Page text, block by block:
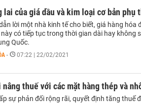
lai của giá dầu và kim loại cơ bản phụ
lời một nhà kinh tế cho biết, giá hàng hóa
có tiếp tục trong thời gian dài hay không
Quốc.
- 07:22 | 22/02/2021
nâng thuế với các mặt hàng thép và
sự phản đối rộng rãi, quyết định tăng thuế